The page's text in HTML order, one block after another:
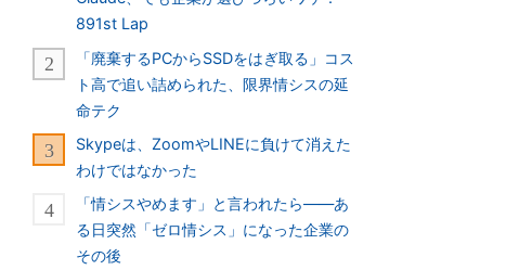
891st Lap
「廃棄するPCからSSDをはぎ取る」コス
ト高で追い詰められた、限界情シスの延
命テク
Skypeは、ZoomやLINEに負けて消えた
わけではなかった
「情シスやめます」と言われたら――あ
る日突然「ゼロ情シス」になった企業の
その後